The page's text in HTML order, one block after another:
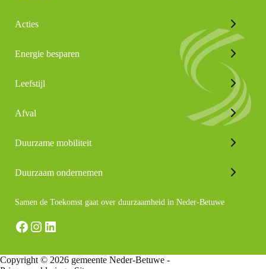
Acties
Energie besparen
Leefstijl
Afval
Duurzame mobiliteit
Duurzaam ondernemen
Samen de Toekomst gaat over duurzaamheid in Neder-Betuwe
Facebook
Instagram
LinkedIn
Copyright © 2026 gemeente Neder-Betuwe -